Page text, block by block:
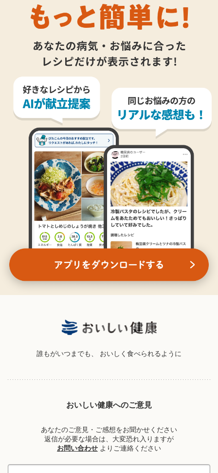
誰もがいつまでも、 おいしく食べられるように
おいしい健康へのご意見
あなたのご意見・ご感想をお聞かせください
返信が必要な場合は、大変恐れ入りますが
お問い合わせ よりご連絡ください